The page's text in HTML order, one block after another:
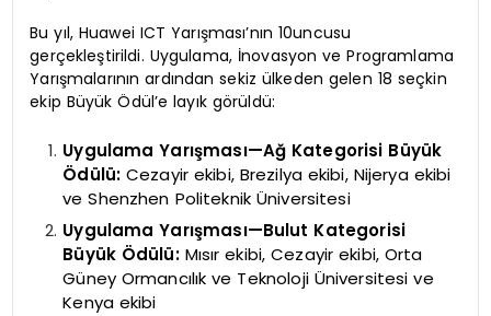
Bu yıl, Huawei ICT Yarışması’nın 10uncusu
gerçekleştirildi. Uygulama, İnovasyon ve Programlama
Yarışmalarının ardından sekiz ülkeden gelen 18 seçkin
ekip Büyük Ödül’e layık görüldü:
Uygulama Yarışması—Ağ Kategorisi Büyük
Ödülü: Cezayir ekibi, Brezilya ekibi, Nijerya ekibi
ve Shenzhen Politeknik Üniversitesi
Uygulama Yarışması—Bulut Kategorisi
Büyük Ödülü:Mısır ekibi, Cezayir ekibi, Orta
Güney Ormancılık ve Teknoloji Üniversitesi ve
Kenya ekibi